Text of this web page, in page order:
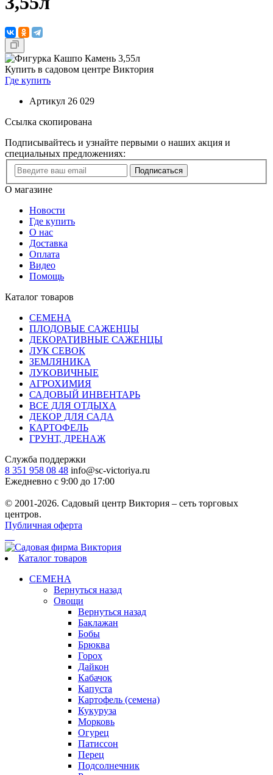
Купить в садовом центре Виктория
Где купить
Артикул 26 029
Ссылка скопирована
Подписывайтесь и узнайте первыми о наших акция и
специальных предложениях:
Подписаться
О магазине
Новости
Где купить
О нас
Доставка
Оплата
Видео
Помощь
Каталог товаров
СЕМЕНА
ПЛОДОВЫЕ САЖЕНЦЫ
ДЕКОРАТИВНЫЕ САЖЕНЦЫ
ЛУК СЕВОК
ЗЕМЛЯНИКА
ЛУКОВИЧНЫЕ
АГРОХИМИЯ
САДОВЫЙ ИНВЕНТАРЬ
ВСЕ ДЛЯ ОТДЫХА
ДЕКОР ДЛЯ САДА
КАРТОФЕЛЬ
ГРУНТ, ДРЕНАЖ
Служба поддержки
8 351 958 08 48 info@sc-victoriya.ru
Ежедневно с 9:00 до 17:00
© 2001-2026. Садовый центр Виктория – сеть торговых
центров.
Публичная оферта
Каталог товаров
СЕМЕНА
Вернуться назад
Овощи
Вернуться назад
Баклажан
Бобы
Брюква
Горох
Дайкон
Кабачок
Капуста
Картофель (семена)
Кукуруза
Морковь
Огурец
Патиссон
Перец
Подсолнечник